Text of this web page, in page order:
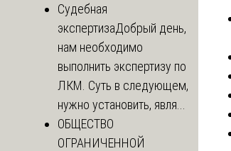
Судебная
экспертизаДобрый день,
нам необходимо
выполнить экспертизу по
ЛКМ. Суть в следующем,
нужно установить, явля...
ОБЩЕСТВО
ОГРАНИЧЕННОЙ